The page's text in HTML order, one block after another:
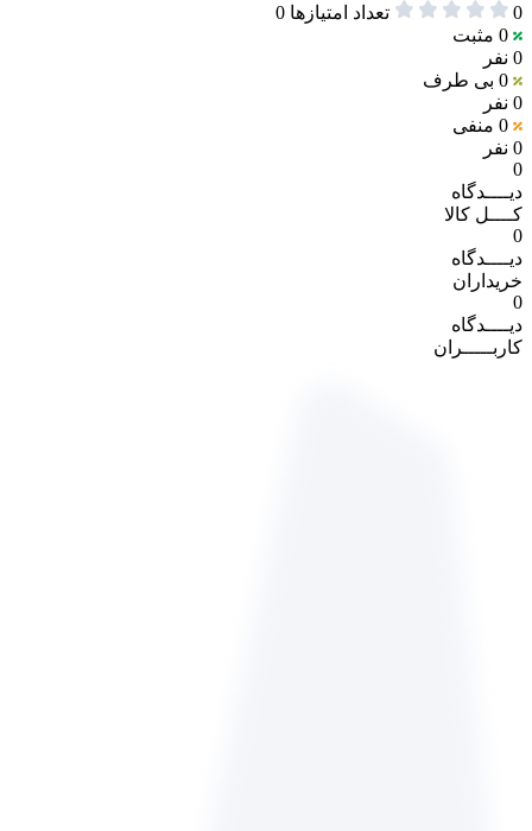
0 تعداد امتیازها 0
0 مثبت
0 نفر
0 بی طرف
0 نفر
0 منفی
0 نفر
0
دیــــدگاه
کــــل کالا
0
دیــــدگاه
خریداران
0
دیــــدگاه
کاربـــــران